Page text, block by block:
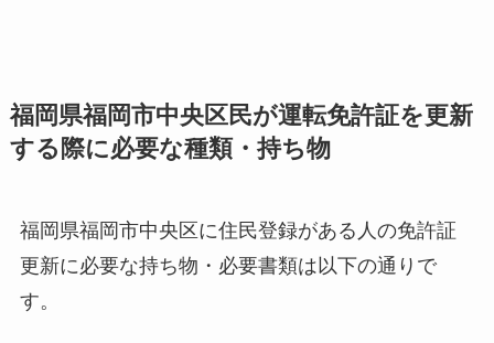
福岡県福岡市中央区民が運転免許証を更新
する際に必要な種類・持ち物
福岡県福岡市中央区に住民登録がある人の免許証
更新に必要な持ち物・必要書類は以下の通りで
す。